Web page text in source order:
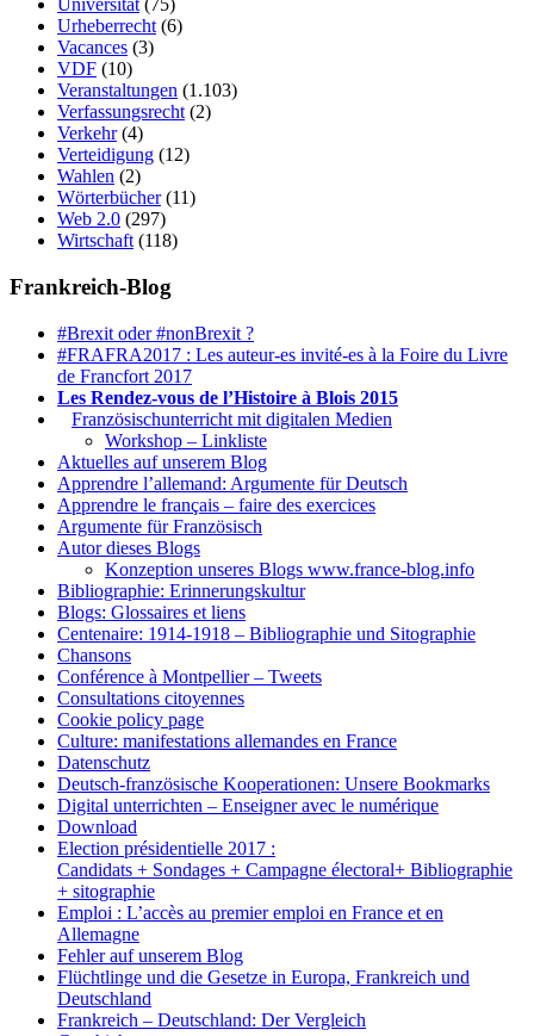
Universität (75)
Urheberrecht (6)
Vacances (3)
VDF (10)
Veranstaltungen (1.103)
Verfassungsrecht (2)
Verkehr(4)
Verteidigung (12)
Wahlen (2)
Wörterbücher(11)
Web 2.0 (297)
Wirtschaft (118)
Frankreich-Blog
#Brexit oder #nonBrexit ?
#FRAFRA2017 : Les auteur-es invité-es à la Foire du Livre
de Francfort 2017
Les Rendez-vous de l’Histoire à Blois 2015
Französischunterricht mit digitalen Medien
Workshop – Linkliste
Aktuelles auf unserem Blog
Apprendre l’allemand: Argumente für Deutsch
Apprendre le français – faire des exercices
Argumente für Französisch
Autor dieses Blogs
Konzeption unseres Blogs www.france-blog.info
Bibliographie: Erinnerungskultur
Blogs: Glossaires et liens
Centenaire: 1914-1918 – Bibliographie und Sitographie
Chansons
Conférence à Montpellier – Tweets
Consultations citoyennes
Cookie policy page
Culture: manifestations allemandes en France
Datenschutz
Deutsch-französische Kooperationen: Unsere Bookmarks
Digital unterrichten – Enseigner avec le numérique
Download
Election présidentielle 2017 :
Candidats + Sondages + Campagne électoral+ Bibliographie
+ sitographie
Emploi : L’accès au premier emploi en France et en
Allemagne
Fehler auf unserem Blog
Flüchtlinge und die Gesetze in Europa, Frankreich und
Deutschland
Frankreich – Deutschland: Der Vergleich